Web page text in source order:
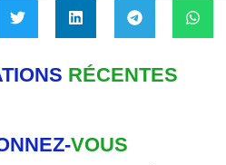
RÉCENTES
VOUS